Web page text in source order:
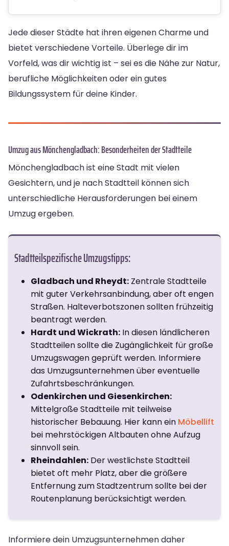
Jede dieser Städte hat ihren eigenen Charme und
bietet verschiedene Vorteile. Überlege dir im
Vorfeld, was dir wichtig ist – sei es die Nähe zur Natur,
berufliche Möglichkeiten oder ein gutes
Bildungssystem für deine Kinder.
Umzug aus Mönchengladbach: Besonderheiten der Stadtteile
Mönchengladbach ist eine Stadt mit vielen
Gesichtern, und je nach Stadtteil können sich
unterschiedliche Herausforderungen bei einem
Umzug ergeben.
Stadtteilspezifische Umzugstipps:
Gladbach und Rheydt: Zentrale Stadtteile
mit guter Verkehrsanbindung, aber oft engen
Straßen. Halteverbotszonen sollten frühzeitig
beantragt werden.
Hardt und Wickrath: In diesen ländlicheren
Stadtteilen sollte die Zugänglichkeit für große
Umzugswagen geprüft werden. Informiere
das Umzugsunternehmen über eventuelle
Zufahrtsbeschränkungen.
Odenkirchen und Giesenkirchen:
Mittelgroße Stadtteile mit teilweise
historischer Bebauung. Hier kann ein Möbellift
bei mehrstöckigen Altbauten ohne Aufzug
sinnvoll sein.
Rheindahlen: Der westlichste Stadtteil
bietet oft mehr Platz, aber die größere
Entfernung zum Stadtzentrum sollte bei der
Routenplanung berücksichtigt werden.
Informiere dein Umzugsunternehmen daher